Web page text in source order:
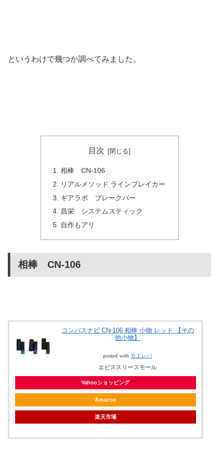
というわけで幾つか調べてみました。
目次
相棒 CN-106
リアルメソッド ラインブレイカー
ギアラボ ブレークバー
昌栄 システムスティック
自作もアリ
相棒 CN-106
コンパスナビ CN-106 相棒 小物 レッド 【その
他小物】
posted with カエレバ
エビススリースモール
Yahooショッピング
Amazon
楽天市場